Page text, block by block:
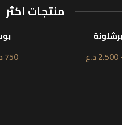
منتجات اكثر
بوستر برشلونة
2.500د.ع